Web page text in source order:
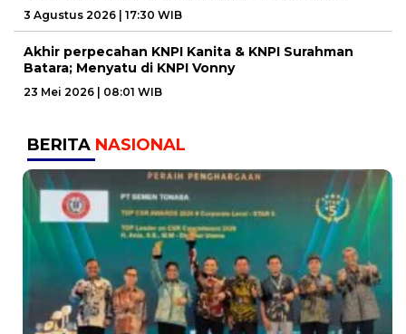
3 Agustus 2026 | 17:30 WIB
Akhir perpecahan KNPI Kanita & KNPI Surahman
Batara; Menyatu di KNPI Vonny
23 Mei 2026 | 08:01 WIB
BERITA NASIONAL